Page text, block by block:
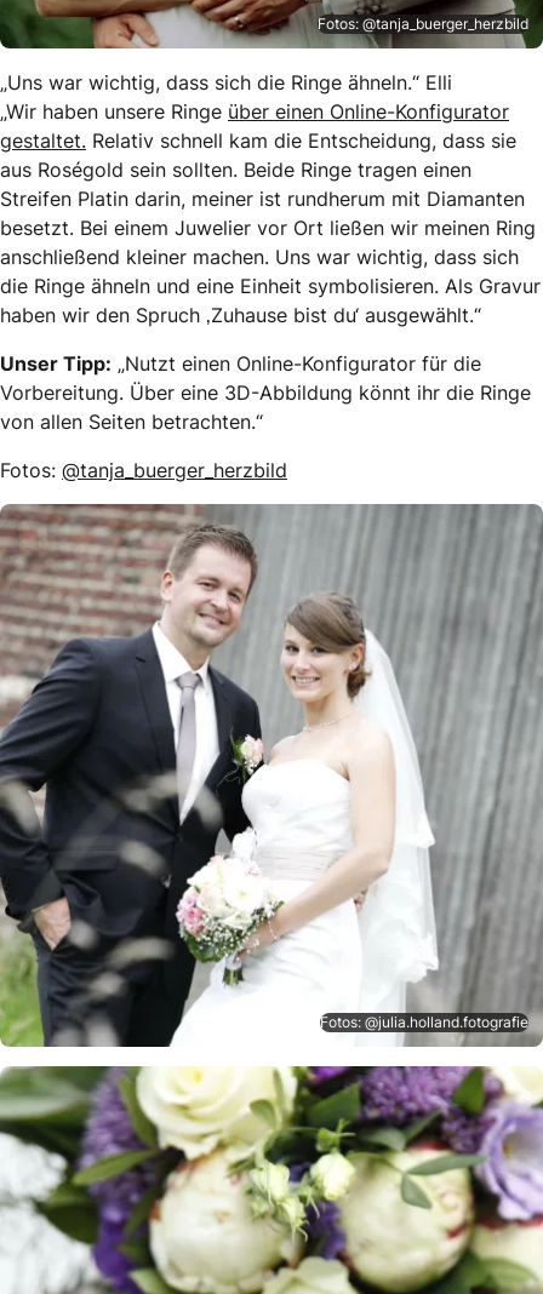
Fotos: @tanja_buerger_herzbild
„Uns war wichtig, dass sich die Ringe ähneln.“ Elli
„Wir haben unsere Ringe über einen Online-Konfigurator
gestaltet. Relativ schnell kam die Entscheidung, dass sie
aus Roségold sein sollten. Beide Ringe tragen einen
Streifen Platin darin, meiner ist rundherum mit Diamanten
besetzt. Bei einem Juwelier vor Ort ließen wir meinen Ring
anschließend kleiner machen. Uns war wichtig, dass sich
die Ringe ähneln und eine Einheit symbolisieren. Als Gravur
haben wir den Spruch ‚Zuhause bist du‘ ausgewählt.“
Unser Tipp: „Nutzt einen Online-Konfigurator für die
Vorbereitung. Über eine 3D-Abbildung könnt ihr die Ringe
von allen Seiten betrachten.“
Fotos: @tanja_buerger_herzbild
Fotos: @julia.holland.fotografie